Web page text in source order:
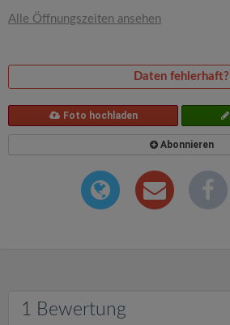
Alle Öffnungszeiten ansehen
Daten fehlerhaft?
Foto hochladen
Abonnieren
1 Bewertung
i